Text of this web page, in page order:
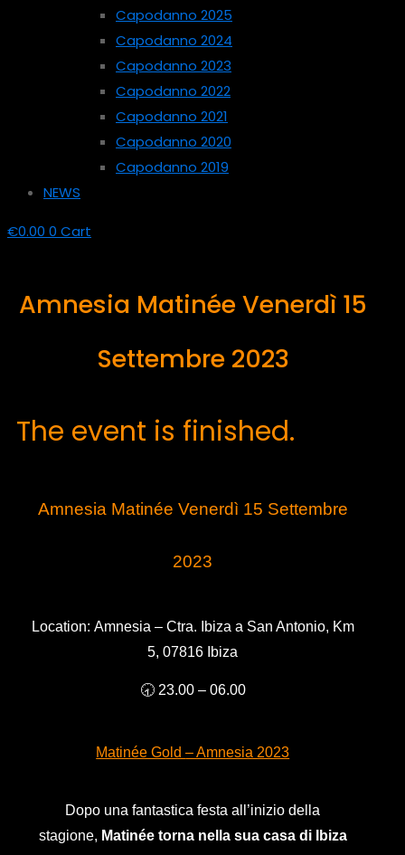
Capodanno 2025
Capodanno 2024
Capodanno 2023
Capodanno 2022
Capodanno 2021
Capodanno 2020
Capodanno 2019
NEWS
€0.00 0 Cart
Amnesia Matinée Venerdì 15
Settembre 2023
The event is finished.
Amnesia Matinée Venerdì 15 Settembre
2023
Location: Amnesia – Ctra. Ibiza a San Antonio, Km
5, 07816 Ibiza
🕣 23.00 – 06.00
Matinée Gold– Amnesia 2023
Dopo una fantastica festa all’inizio della
stagione, Matinée torna nella sua casa di Ibiza